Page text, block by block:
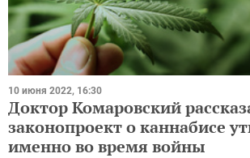
10 июня 2022, 16:30
Доктор Комаровский
законопроект о каннабисе
именно во время войны